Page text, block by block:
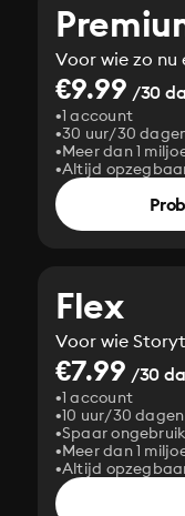
Voor wie zo nu
€9.99 /30
1 account
30 uur/30
Meer dan 1
Altijd
Flex
Voor wie
€7.99 /30
1 account
10 uur/30 dagen
Spaar
Meer dan 1
Altijd